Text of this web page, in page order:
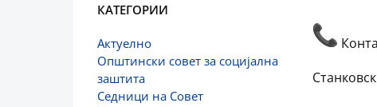
КАТЕГОРИИ
Актуелно
Општински совет за социјална
заштита
Седници на Совет